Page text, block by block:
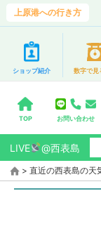
上原港への行き方
ショップ紹介 数字で見
TOP お問い合わせ
LIVE @西表島
> 直近の西表島の天